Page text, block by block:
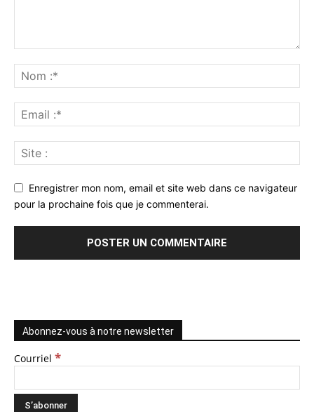
Enregistrer mon nom, email et site web dans ce navigateur
pour la prochaine fois que je commenterai.
Abonnez-vous à notre newsletter
Courriel *